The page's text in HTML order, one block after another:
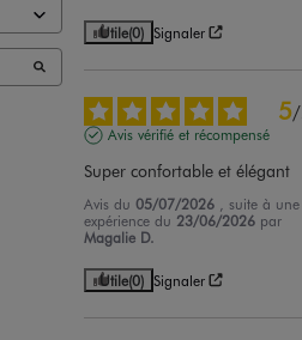
Utile(0) Signaler
5/
Avis vérifié et récompensé
Super confortable et élégant
Avis du05/07/2026
, suite à une
expérience du 23/06/2026 par
Magalie D.
Utile(0) Signaler